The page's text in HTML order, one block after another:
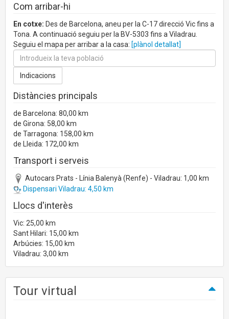
Com arribar-hi
En cotxe: Des de Barcelona, aneu per la C-17 direcció Vic fins a
Tona. A continuació seguiu per la BV-5303 fins a Viladrau.
Seguiu el mapa per arribar a la casa: [plànol detallat]
Distàncies principals
de Barcelona: 80,00 km
de Girona: 58,00 km
de Tarragona: 158,00 km
de Lleida: 172,00 km
Transport i serveis
Autocars Prats - Línia Balenyà (Renfe) - Viladrau: 1,00 km
Dispensari Viladrau: 4,50 km
Llocs d'interès
Vic: 25,00 km
Sant Hilari: 15,00 km
Arbúcies: 15,00 km
Viladrau: 3,00 km
Tour virtual